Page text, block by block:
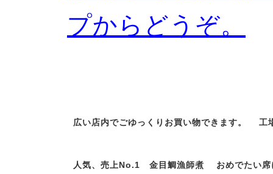
プからどうぞ。
広い店内でごゆっくりお買い物できます。 工
人気、売上No.1 金目鯛漁師煮 おめでたい